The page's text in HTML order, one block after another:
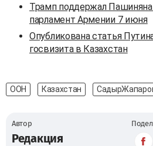
Трамп поддержал
парламент Армении 7 июня
Опубликована статья
госвизита в Казахстан
ООН Казахстан
Автор
Редакция